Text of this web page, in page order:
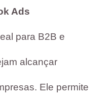
Ads
para B2B e
alcançar
Ele permite